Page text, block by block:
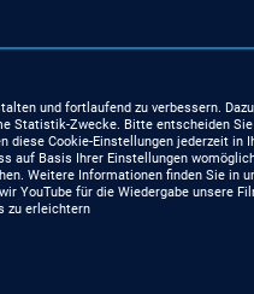
und fortlaufend zu verbessern.
Statistik-Zwecke. Bitte entscheiden
diese Cookie-Einstellungen jederzeit in
auf Basis Ihrer Einstellungen
Weitere Informationen finden Sie in
YouTube für die Wiedergabe unsere
zu erleichtern